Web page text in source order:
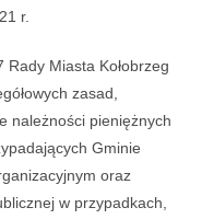
r.
Rady Miasta Kołobrzeg
zasad,
należności pieniężnych
Gminie
oraz
w przypadkach,